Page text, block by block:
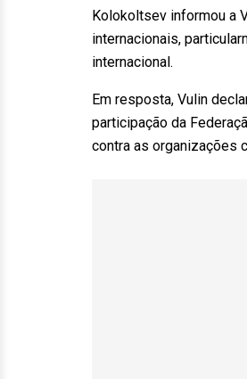
Kolokoltsev informou a
internacionais,
internacional.
Em resposta, Vulin
participação da
contra as organizações